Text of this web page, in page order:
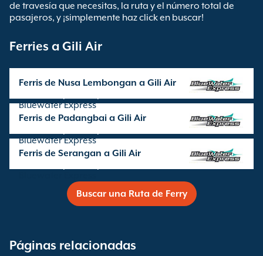
de travesía que necesitas, la ruta y el número total de
pasajeros, y ¡simplemente haz click en buscar!
Ferries a Gili Air
Ferris de Nusa Lembongan a Gili Air
Bluewater Express
Ferris de Padangbai a Gili Air
Bluewater Express
Ferris de Serangan a Gili Air
Buscar una Ruta de Ferry
Páginas relacionadas